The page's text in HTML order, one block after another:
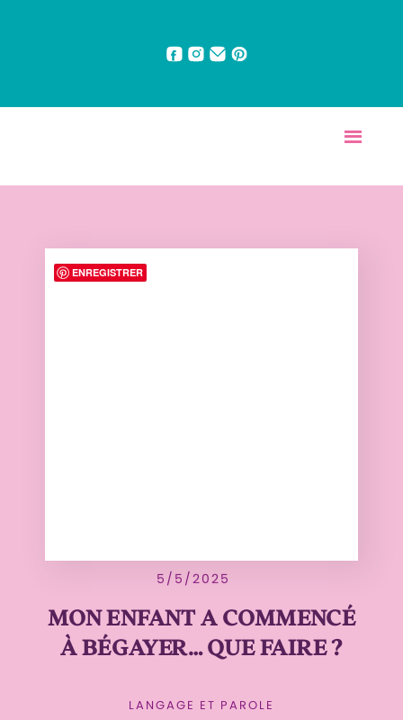
ENREGISTRER
5/5/2025
MON ENFANT A COMMENCÉ
À BÉGAYER… QUE FAIRE ?
LANGAGE ET PAROLE